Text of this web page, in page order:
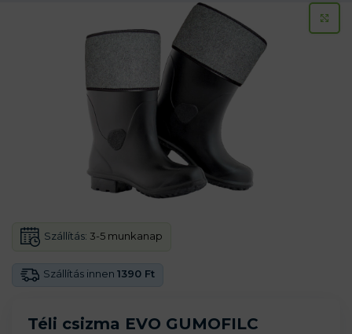
Téli csizma EVO GUMOFILC
Szállítás innen 1390 Ft
Szállítás: 3-5 munkanap